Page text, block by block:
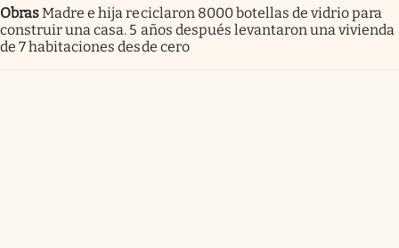
ObrasMadre e hija reciclaron 8000 botellas de vidrio para
construir una casa. 5 años después levantaron una vivienda
de 7 habitaciones desde cero